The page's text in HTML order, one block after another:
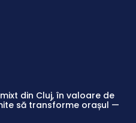
din Cluj, în valoare de
să transforme orașul —